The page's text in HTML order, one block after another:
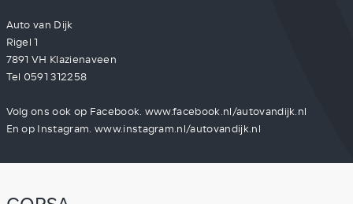
Auto van Dijk
Rigel 1
7891 VH Klazienaveen
Tel 0591 312258
Volg ons ook op Facebook. www.facebook.nl/autovandijk.nl
En op Instagram. www.instagram.nl/autovandijk.nl